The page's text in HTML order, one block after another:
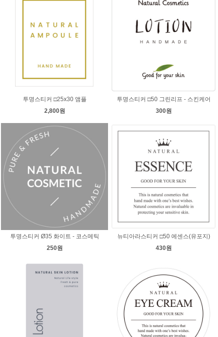
투명스티커 □25x30 앰플
2,800원
투명스티커 □50 그린리프 - 스킨케어
300원
투명스티커 Ø35 화이트 - 코스메틱
250원
뉴티아라스티커 □50 에센스(유포지)
430원